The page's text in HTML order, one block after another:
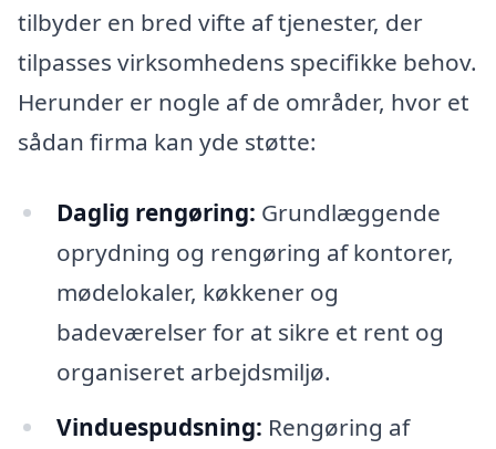
tilbyder en bred vifte af tjenester, der
tilpasses virksomhedens specifikke behov.
Herunder er nogle af de områder, hvor et
sådan firma kan yde støtte:
Daglig rengøring: Grundlæggende
oprydning og rengøring af kontorer,
mødelokaler, køkkener og
badeværelser for at sikre et rent og
organiseret arbejdsmiljø.
Vinduespudsning: Rengøring af